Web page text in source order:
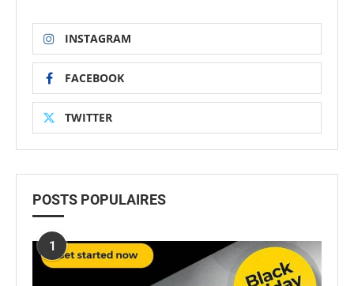
INSTAGRAM
FACEBOOK
TWITTER
POSTS POPULAIRES
1